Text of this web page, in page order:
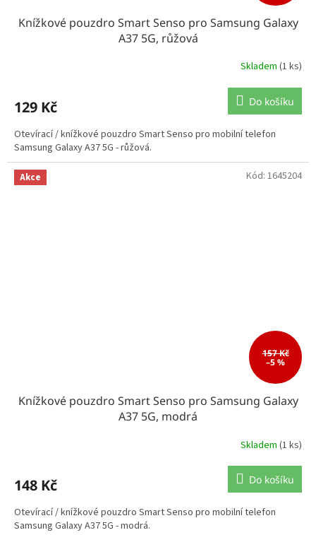
Knížkové pouzdro Smart Senso pro Samsung Galaxy
A37 5G, růžová
Skladem (1 ks)
129 Kč Do košíku
Otevírací / knížkové pouzdro Smart Senso pro mobilní telefon
Samsung Galaxy A37 5G - růžová.
Akce
157 Kč
–5 %
Knížkové pouzdro Smart Senso pro Samsung Galaxy
A37 5G, modrá
Skladem (1 ks)
148 Kč Do košíku
Otevírací / knížkové pouzdro Smart Senso pro mobilní telefon
Samsung Galaxy A37 5G - modrá.
Kód: 1645204